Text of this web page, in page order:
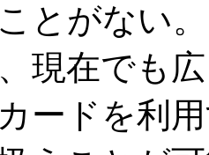
とがない
現在でも
ードを利